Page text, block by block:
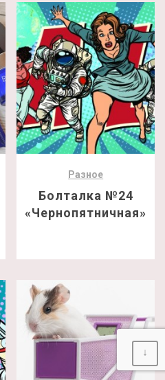
Разное
Болталка №24
«Чернопятничная»
↓